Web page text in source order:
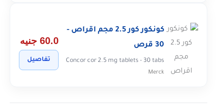
كونكور كور 2.5 مجم اقراص -
30 قرص
Concor cor 2.5 mg tablets - 30 tabs
Merck
60.0 جنيه
تفاصيل